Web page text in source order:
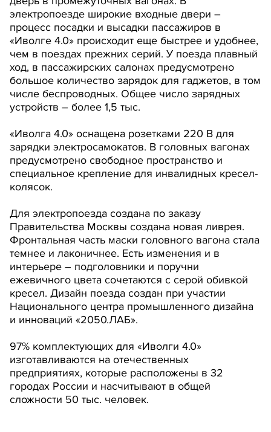
электропоезде широкие входные двери –
процесс посадки и высадки пассажиров в
«Иволге 4.0» происходит еще быстрее и удобнее,
чем в поездах прежних серий. У поезда плавный
ход, в пассажирских салонах предусмотрено
большое количество зарядок для гаджетов, в том
числе беспроводных. Общее число зарядных
устройств – более 1,5 тыс.
«Иволга 4.0» оснащена розетками 220 В для
зарядки электросамокатов. В головных вагонах
предусмотрено свободное пространство и
специальное крепление для инвалидных кресел-
колясок.
Для электропоезда создана по заказу
Правительства Москвы создана новая ливрея.
Фронтальная часть маски головного вагона стала
темнее и лаконичнее. Есть изменения и в
интерьере – подголовники и поручни
ежевичного цвета сочетаются с серой обивкой
кресел. Дизайн поезда создан при участии
Национального центра промышленного дизайна
и инноваций «2050.ЛАБ».
97% комплектующих для «Иволги 4.0»
изготавливаются на отечественных
предприятиях, которые расположены в 32
городах России и насчитывают в общей
сложности 50 тыс. человек.